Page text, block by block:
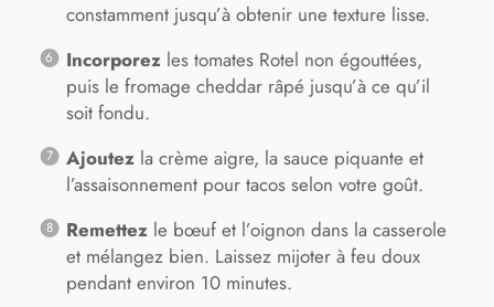
constamment jusqu’à obtenir une texture lisse.
Incorporezles tomates Rotel non égouttées,
puis le fromage cheddar râpé jusqu’à ce qu’il
soit fondu.
Ajoutezla crème aigre, la sauce piquante et
l’assaisonnement pour tacos selon votre goût.
Remettezle bœuf et l’oignon dans la casserole
et mélangez bien. Laissez mijoter à feu doux
pendant environ 10 minutes.